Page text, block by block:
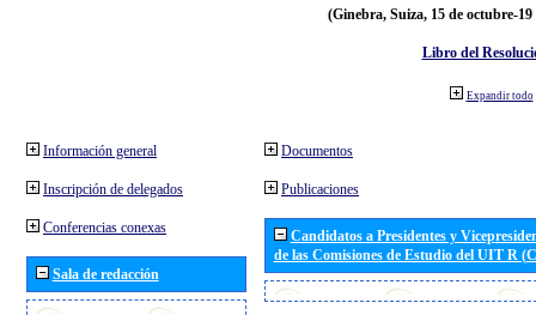
(Ginebra, Suiza, 15 de octubre-19
Libro del
Expandir todo
Información general
Inscripción de delegados
Conferencias conexas
Sala de redacción
Documentos
Publicaciones
Candidatos a Presidentes y
de las Comisiones de Estudio del UIT R